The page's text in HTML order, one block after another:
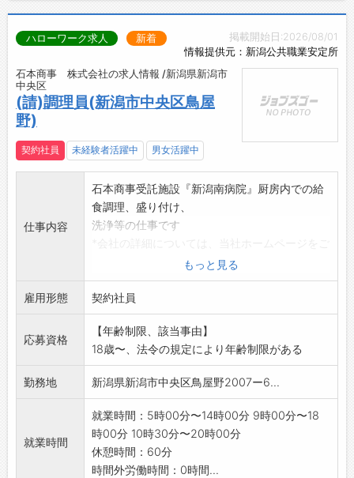
掲載開始日:2026/08/01
情報提供元：新潟公共職業安定所
ハローワーク求人 新着
石本商事 株式会社の求人情報 /新潟県新潟市
中央区
(請)調理員(新潟市中央区鳥屋
野)
契約社員 未経験者活躍中 男女活躍中
仕事内容
石本商事受託施設『新潟南病院』厨房内での給
食調理、盛り付け、
洗浄等の仕事です
変更範囲:なし
もっと見る
雇用形態 契約社員
応募資格
【年齢制限、該当事由】
18歳〜、法令の規定により年齢制限がある
勤務地 新潟県新潟市中央区鳥屋野2007ー6...
就業時間
就業時間：5時00分〜14時00分 9時00分〜18
時00分 10時30分〜20時00分
休憩時間：60分
時間外労働時間：0時間...